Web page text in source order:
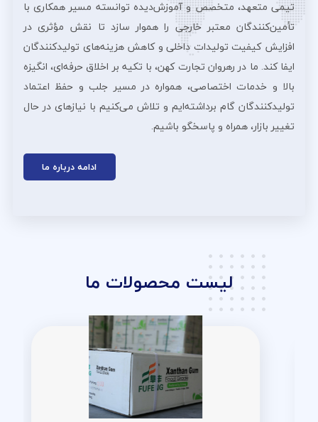
تیمی متعهد، متخصص و آموزش‌دیده توانسته مسیر همکاری با
تأمین‌کنندگان معتبر خارجی را هموار سازد تا نقش مؤثری در
افزایش کیفیت تولیدات داخلی و کاهش هزینه‌های تولیدکنندگان
ایفا کند. ما در رهروان تجارت کهن، با تکیه بر اخلاق حرفه‌ای، انگیزه
بالا و خدمات اختصاصی، همواره در مسیر جلب و حفظ اعتماد
تولیدکنندگان گام برداشته‌ایم و تلاش می‌کنیم با نیازهای در حال
تغییر بازار، همراه و پاسخگو باشیم.
ادامه درباره ما
لیست محصولات ما